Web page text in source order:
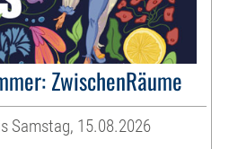
ZwischenRäume
Samstag, 15.08.2026